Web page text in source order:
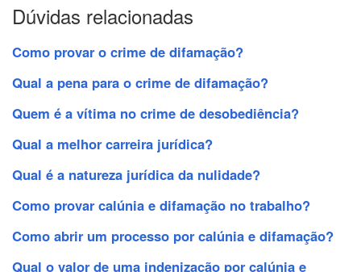
Dúvidas relacionadas
Como provar o crime de difamação?
Qual a pena para o crime de difamação?
Quem é a vítima no crime de desobediência?
Qual a melhor carreira jurídica?
Qual é a natureza jurídica da nulidade?
Como provar calúnia e difamação no trabalho?
Como abrir um processo por calúnia e difamação?
Qual o valor de uma indenização por calúnia e